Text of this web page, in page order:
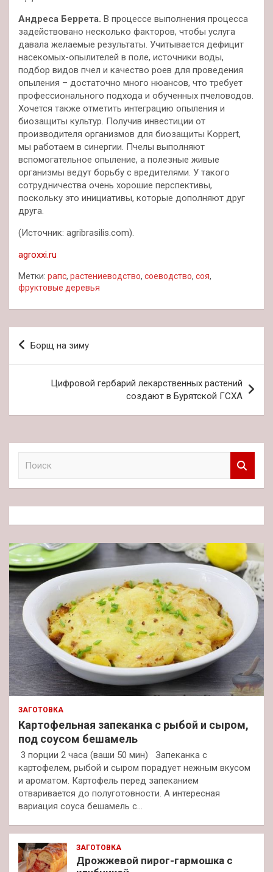
Андреса Беррета. В процессе выполнения процесса
задействовано несколько факторов, чтобы услуга
давала желаемые результаты. Учитывается дефицит
насекомых-опылителей в поле, источники воды,
подбор видов пчел и качество роев для проведения
опыления – достаточно много нюансов, что требует
профессионального подхода и обученных пчеловодов.
Хочется также отметить интеграцию опыления и
биозащиты культур. Получив инвестиции от
производителя организмов для биозащиты Koppert,
мы работаем в синергии. Пчелы выполняют
вспомогательное опыление, а полезные живые
организмы ведут борьбу с вредителями. У такого
сотрудничества очень хорошие перспективы,
поскольку это инициативы, которые дополняют друг
друга.
(Источник: agribrasilis.com).
agroxxi.ru
Метки: рапс, растениеводство, соеводство, соя,
фруктовые деревья
Навигация
записям
Борщ на зиму
Цифровой гербарий лекарственных растений
создают в Бурятской ГСХА
к
ЗАГОТОВКА
Картофельная запеканка с рыбой и сыром,
под соусом бешамель
3 порции 2 часа (ваши 50 мин) Запеканка с
картофелем, рыбой и сыром порадует нежным вкусом
и ароматом. Картофель перед запеканием
отваривается до полуготовности. А интересная
вариация соуса бешамель с…
ЗАГОТОВКА
Дрожжевой пирог-гармошка с